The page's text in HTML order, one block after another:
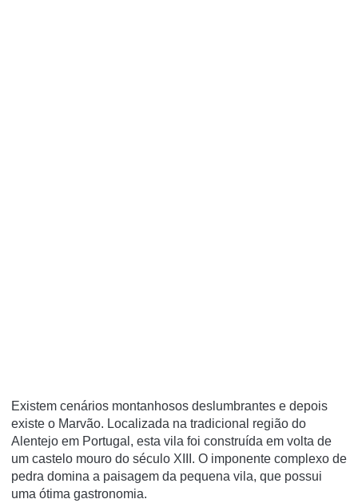
Existem cenários montanhosos deslumbrantes e depois
existe o Marvão. Localizada na tradicional região do
Alentejo em Portugal, esta vila foi construída em volta de
um castelo mouro do século XIII. O imponente complexo de
pedra domina a paisagem da pequena vila, que possui
uma ótima gastronomia.